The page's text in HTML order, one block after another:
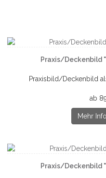
Praxis/Deckenbild
Praxisbild/Deckenbild
ab
Mehr
Praxis/Deckenbild